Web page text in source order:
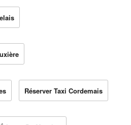
Réserver Taxi Cordemais